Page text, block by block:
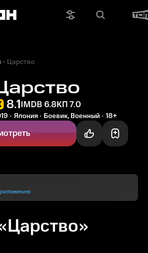
Царство
8.1IMDB 6.8КП 7.0
Япония Боевик, Военный 18+